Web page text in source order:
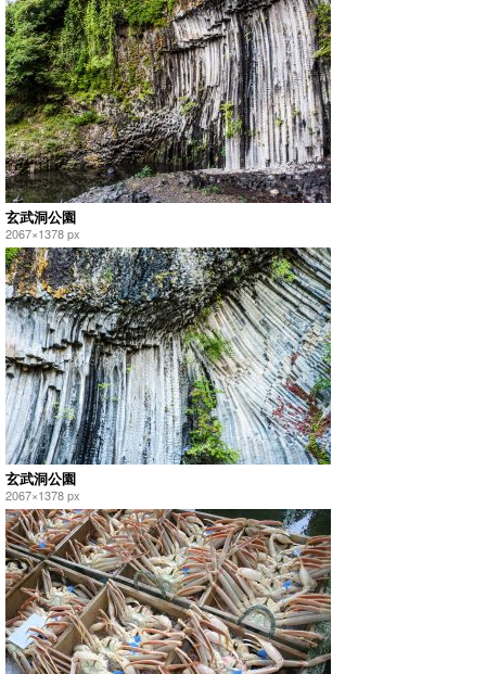
玄武洞公園
2067×1378 px
玄武洞公園
2067×1378 px